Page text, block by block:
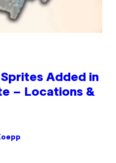
Added in
– Locations &